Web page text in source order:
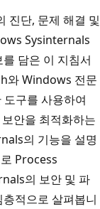
진단, 문제 해결 및
Sysinternals
담은 이 지침서
와 Windows 전문
구를 사용하여
안을 최적화하는
의 기능을 설명
Process
의 보안 및 파
적으로 살펴봅니